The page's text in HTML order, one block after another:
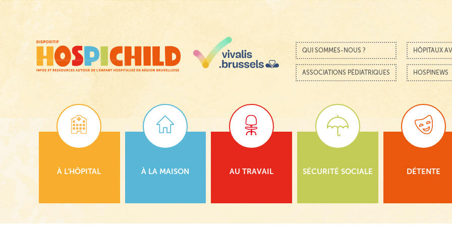
principal
Menu
Passer au contenu
QUI SOMMES-NOUS ? HÔPITAUX
ASSOCIATIONS PÉDIATRIQUES HOSPINEWS
À L’HÔPITAL À LA MAISON AU TRAVAIL SÉCURITÉ SOCIALE DÉTENTE